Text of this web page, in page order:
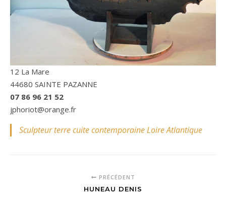
12 La Mare
44680 SAINTE PAZANNE
07 86 96 21 52
jphoriot@orange.fr
Sculpteur terre cuite contemporaine Loire Atlantique
PRÉCÉDENT
HUNEAU DENIS